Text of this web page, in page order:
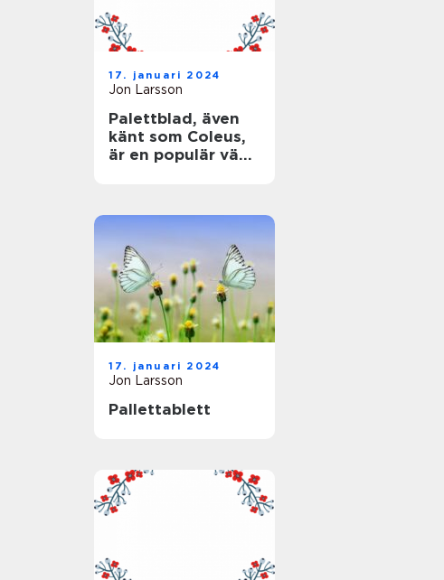
17. januari 2024
Jon Larsson
Palettblad, även
känt som Coleus,
är en populär växt
17. januari 2024
Jon Larsson
Pallettablett